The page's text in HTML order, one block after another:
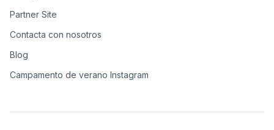
Partner Site
Contacta con nosotros
Blog
Campamento de verano Instagram